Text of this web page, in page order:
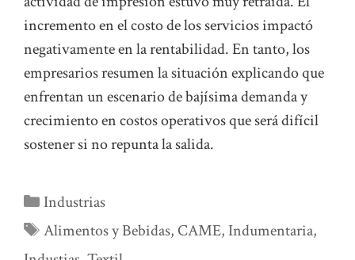
incremento en el costo de los servicios impactó
negativamente en la rentabilidad. En tanto, los
empresarios resumen la situación explicando que
enfrentan un escenario de bajísima demanda y
crecimiento en costos operativos que será difícil
sostener si no repunta la salida.
Categorías
Industrias
Etiquetas
Alimentos y Bebidas, CAME, Indumentaria,